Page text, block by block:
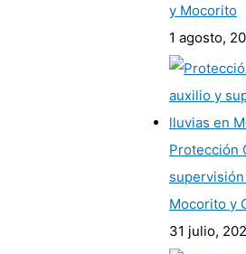
y Mocorito
1 agosto,
Protección
Mocorito y
31 julio,